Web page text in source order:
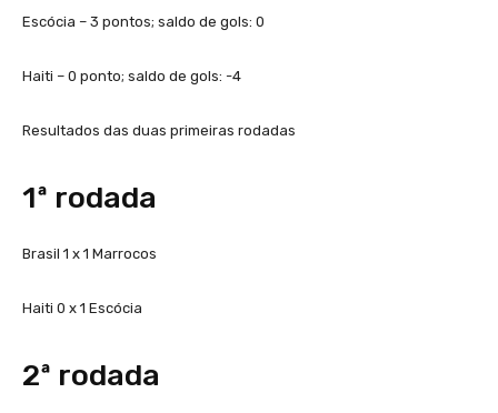
Escócia – 3 pontos; saldo de gols: 0
Haiti – 0 ponto; saldo de gols: -4
Resultados das duas primeiras rodadas
1ª rodada
Brasil 1 x 1 Marrocos
Haiti 0 x 1 Escócia
2ª rodada